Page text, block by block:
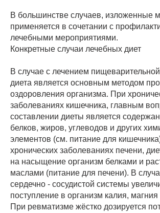
В большинстве случаев, изложенные
применяется в сочетании с
лечебными мероприятиями.
Конкретные случаи лечебных диет
В случае с лечением
диета является основным методом
оздоровления организма. При
заболеваниях кишечника, главным
составлении диеты является
белков, жиров, углеводов и других
элементов (см. питание для
хронических заболеваниях печени,
на насыщение организм белками и
маслами (питание для печени). В
сердечно - сосудистой системы
поступление в организм калия,
При ревматизме жёстко дозируется